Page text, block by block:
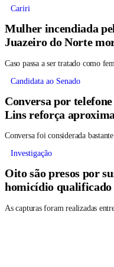
Cariri
Mulher incendiada
Juazeiro do Norte
Caso passa a ser tratado como
Candidata ao Senado
Conversa por
Lins reforça
Conversa foi considerada
Investigação
Oito são presos por
homicídio qualificado
As capturas foram realizadas